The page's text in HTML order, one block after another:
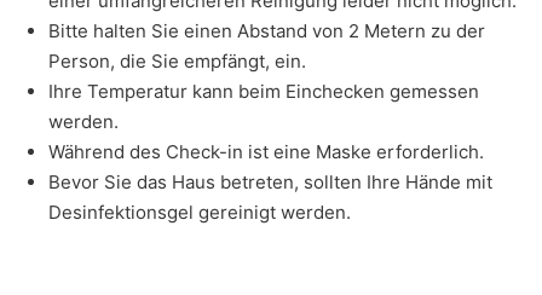
Bitte halten Sie einen Abstand von 2 Metern zu der
Person, die Sie empfängt, ein.
Ihre Temperatur kann beim Einchecken gemessen
werden.
Während des Check-in ist eine Maske erforderlich.
Bevor Sie das Haus betreten, sollten Ihre Hände mit
Desinfektionsgel gereinigt werden.